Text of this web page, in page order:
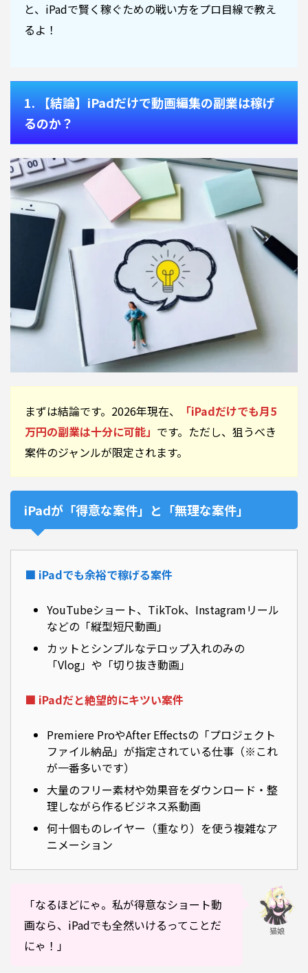
と、iPadで賢く稼ぐための戦い方をプロ目線で教え
るよ！
1. 【結論】iPadだけで動画編集の副業は稼げ
るのか？
まずは結論です。2026年現在、
「iPadだけでも月5
万円の副業は十分に可能」 です。ただし、狙うべき
案件のジャンルが限定されます。
iPadが「得意な案件」と「無理な案件」
■ iPadでも余裕で稼げる案件
YouTubeショート、TikTok、Instagramリール
などの「縦型短尺動画」
カットとシンプルなテロップ入れのみの
「Vlog」や「切り抜き動画」
■ iPadだと絶望的にキツい案件
Premiere ProやAfter Effectsの「プロジェクト
ファイル納品」が指定されている仕事（※これ
が一番多いです）
大量のフリー素材や効果音をダウンロード・整
理しながら作るビジネス系動画
何十個ものレイヤー（重なり）を使う複雑なア
ニメーション
「なるほどにゃ。私が得意なショート動
画なら、iPadでも全然いけるってことだ
にゃ！」
猫娘